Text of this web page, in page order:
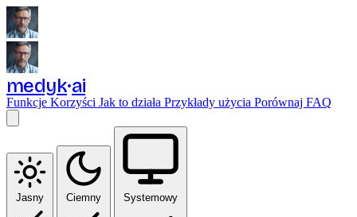
medyk ai
Funkcje Korzyści Jak to działa Przykłady użycia Porównaj FAQ
Jasny Ciemny Systemowy